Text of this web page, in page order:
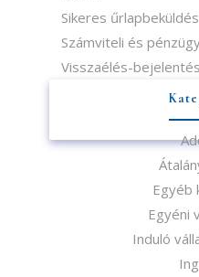
Sikeres űrlapbeküldés
Számviteli és
Visszaélés-bejelentés
Egyéb
Egyéni
Induló